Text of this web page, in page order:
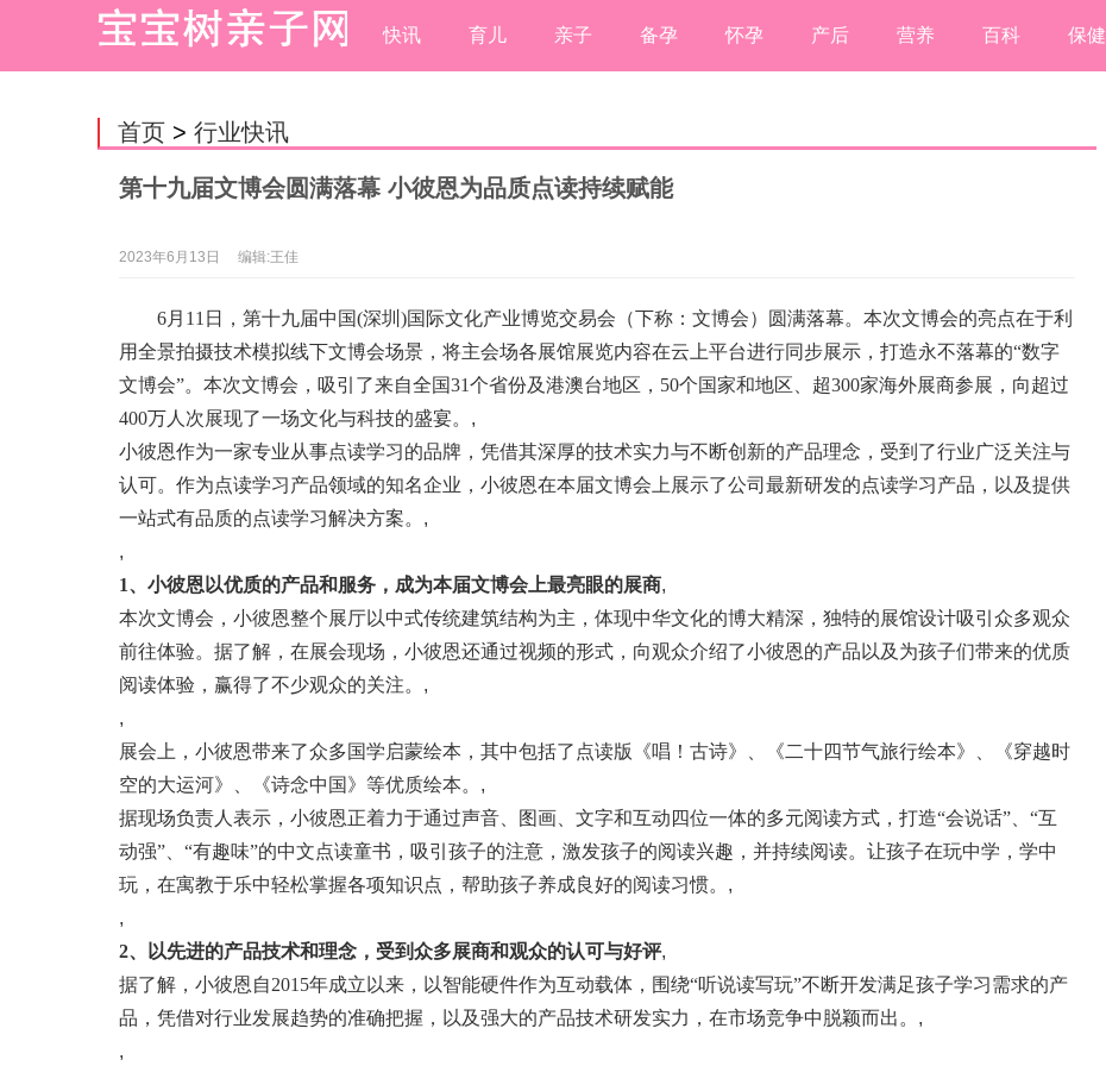
快讯 育儿 亲子 备孕 怀孕 产后 营养 百科 保健
首页 > 行业快讯
第十九届文博会圆满落幕 小彼恩为品质点读持续赋能
2023年6月13日 编辑:王佳
6月11日，第十九届中国(深圳)国际文化产业博览交易会（下称：文博会）圆满落幕。本次文博会的亮点在于利
用全景拍摄技术模拟线下文博会场景，将主会场各展馆展览内容在云上平台进行同步展示，打造永不落幕的“数字
文博会”。本次文博会，吸引了来自全国31个省份及港澳台地区，50个国家和地区、超300家海外展商参展，向超过
400万人次展现了一场文化与科技的盛宴。 ,
小彼恩作为一家专业从事点读学习的品牌，凭借其深厚的技术实力与不断创新的产品理念，受到了行业广泛关注与
认可。作为点读学习产品领域的知名企业，小彼恩在本届文博会上展示了公司最新研发的点读学习产品，以及提供
一站式有品质的点读学习解决方案。 ,
,
1、 小彼恩以优质的产品和服务，成为本届文博会上最亮眼的展商,
本次文博会，小彼恩整个展厅以中式传统建筑结构为主，体现中华文化的博大精深，独特的展馆设计吸引众多观众
前往体验。据了解，在展会现场，小彼恩还通过视频的形式，向观众介绍了小彼恩的产品以及为孩子们带来的优质
阅读体验，赢得了不少观众的关注。 ,
,
展会上，小彼恩带来了众多国学启蒙绘本，其中包括了点读版《唱！古诗》、《二十四节气旅行绘本》、《穿越时
空的大运河》、《诗念中国》等优质绘本。 ,
据现场负责人表示，小彼恩正着力于通过声音、图画、文字和互动四位一体的多元阅读方式，打造“会说话”、“互
动强”、“有趣味”的中文点读童书，吸引孩子的注意，激发孩子的阅读兴趣，并持续阅读。让孩子在玩中学，学中
玩，在寓教于乐中轻松掌握各项知识点，帮助孩子养成良好的阅读习惯。 ,
,
2、
以先进的产品技术和理念，受到众多展商和观众的认可与好评,
据了解，小彼恩自2015年成立以来，以智能硬件作为互动载体，围绕“听说读写玩”不断开发满足孩子学习需求的产
品，凭借对行业发展趋势的准确把握，以及强大的产品技术研发实力，在市场竞争中脱颖而出。 ,
,